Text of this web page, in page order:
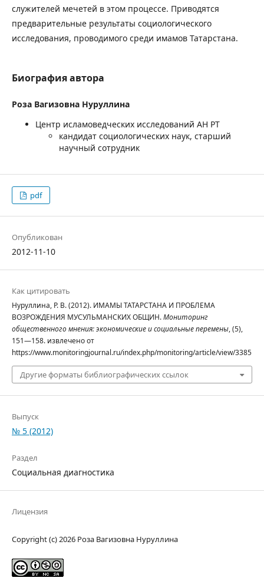
служителей мечетей в этом процессе. Приводятся
предварительные результаты социологического
исследования, проводимого среди имамов Татарстана.
Биография автора
Роза Вагизовна Нуруллина
Центр исламоведческих исследований АН РТ
кандидат социологических наук, старший
научный сотрудник
pdf
Опубликован
2012-11-10
Как цитировать
Нуруллина, Р. В. (2012). ИМАМЫ ТАТАРСТАНА И ПРОБЛЕМА
ВОЗРОЖДЕНИЯ МУСУЛЬМАНСКИХ ОБЩИН.Мониторинг
общественного мнения: экономические и социальные перемены, (5),
151—158. извлечено от
https://www.monitoringjournal.ru/index.php/monitoring/article/view/3385
Другие форматы библиографических ссылок
Выпуск
№ 5 (2012)
Раздел
Социальная диагностика
Лицензия
Copyright (c) 2026 Роза Вагизовна Нуруллина